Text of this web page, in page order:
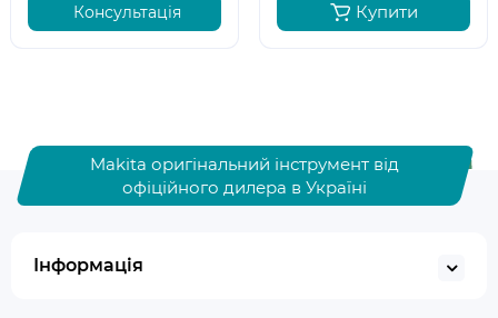
Консультація Купити
Makita оригінальний інструмент від
офіційного дилера в Україні
Інформація